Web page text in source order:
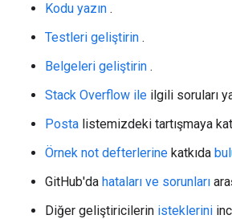
Kodu yazın .
Testleri geliştirin .
Belgeleri geliştirin .
Stack Overflow ile ilgili soruları
Posta listemizdeki tartışmaya
Örnek not defterlerine katkıda
GitHub'da hataları ve sorunları
Diğer geliştiricilerin isteklerini